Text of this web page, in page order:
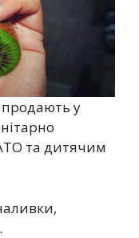
продають у
та дитячим